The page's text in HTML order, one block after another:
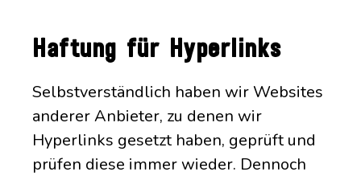
Haftung für Hyperlinks
Selbstverständlich haben wir Websites
anderer Anbieter, zu denen wir
Hyperlinks gesetzt haben, geprüft und
prüfen diese immer wieder. Dennoch